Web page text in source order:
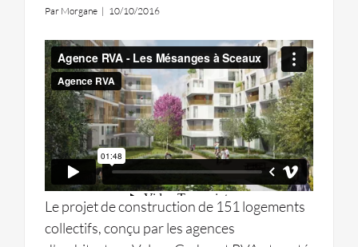
Par Morgane | 10/10/2016
Le projet de construction de 151 logements
collectifs, conçu par les agences